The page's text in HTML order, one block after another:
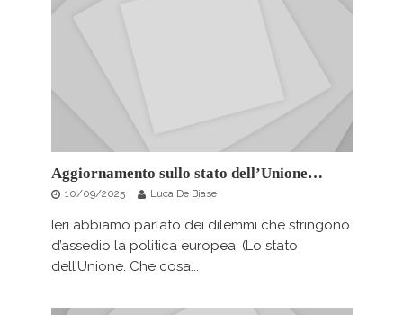
Aggiornamento sullo stato dell’Unione…
10/09/2025 Luca De Biase
Ieri abbiamo parlato dei dilemmi che stringono
d’assedio la politica europea. (Lo stato
dell’Unione. Che cosa...